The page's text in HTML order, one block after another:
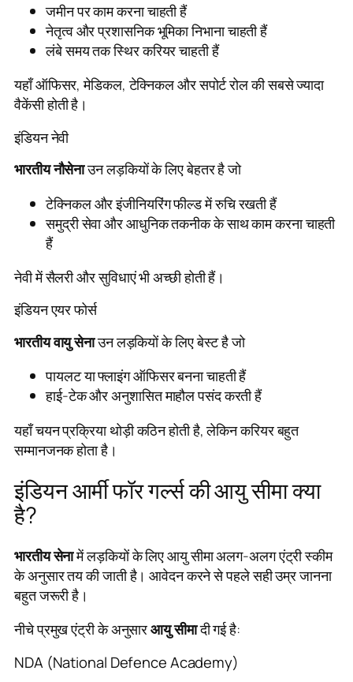
जमीन पर काम करना चाहती हैं
नेतृत्व और प्रशासनिक भूमिका निभाना चाहती हैं
लंबे समय तक स्थिर करियर चाहती हैं
यहाँ ऑफिसर, मेडिकल, टेक्निकल और सपोर्ट रोल की सबसे ज्यादा
वैकेंसी होती है।
इंडियन नेवी
भारतीय नौसेनाउन लड़कियों के लिए बेहतर है जो
टेक्निकल और इंजीनियरिंग फील्ड में रुचि रखती हैं
समुद्री सेवा और आधुनिक तकनीक के साथ काम करना चाहती
हैं
नेवी में सैलरी और सुविधाएं भी अच्छी होती हैं।
इंडियन एयर फोर्स
भारतीय वायु सेनाउन लड़कियों के लिए बेस्ट है जो
पायलट या फ्लाइंग ऑफिसर बनना चाहती हैं
हाई-टेक और अनुशासित माहौल पसंद करती हैं
यहाँ चयन प्रक्रिया थोड़ी कठिन होती है, लेकिन करियर बहुत
सम्मानजनक होता है।
इंडियन आर्मी फॉर गर्ल्स की आयु सीमा क्या
है?
भारतीय सेनामें लड़कियों के लिए आयु सीमा अलग-अलग एंट्री स्कीम
के अनुसार तय की जाती है। आवेदन करने से पहले सही उम्र जानना
बहुत जरूरी है।
नीचे प्रमुख एंट्री के अनुसारआयु सीमादी गई है:
NDA (National Defence Academy)